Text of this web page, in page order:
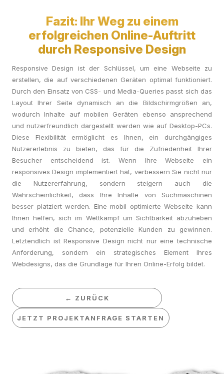
Fazit: Ihr Weg zu einem
erfolgreichen Online-Auftritt
durch Responsive Design
Responsive Design ist der Schlüssel, um eine Webseite zu
erstellen, die auf verschiedenen Geräten optimal funktioniert.
Durch den Einsatz von CSS- und Media-Queries passt sich das
Layout Ihrer Seite dynamisch an die Bildschirmgrößen an,
wodurch Inhalte auf mobilen Geräten ebenso ansprechend
und nutzerfreundlich dargestellt werden wie auf Desktop-PCs.
Diese Flexibilität ermöglicht es Ihnen, ein durchgängiges
Nutzererlebnis zu bieten, das für die Zufriedenheit Ihrer
Besucher entscheidend ist. Wenn Ihre Webseite ein
responsives Design implementiert hat, verbessern Sie nicht nur
die Nutzererfahrung, sondern steigern auch die
Wahrscheinlichkeit, dass Ihre Inhalte von Suchmaschinen
besser platziert werden. Eine mobil optimierte Webseite kann
Ihnen helfen, sich im Wettkampf um Sichtbarkeit abzuheben
und erhöht die Chance, potenzielle Kunden zu gewinnen.
Letztendlich ist Responsive Design nicht nur eine technische
Anforderung, sondern ein strategisches Element Ihres
Webdesigns, das die Grundlage für Ihren Online-Erfolg bildet.
← ZURÜCK
← ZURÜCK
JETZT PROJEKTANFRAGE STARTEN
JETZT PROJEKTANFRAGE STARTEN